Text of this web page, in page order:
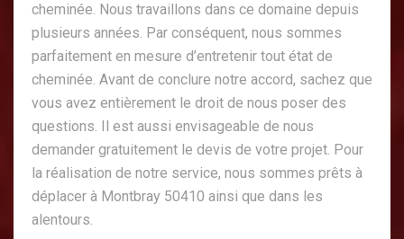
cheminée. Nous travaillons dans ce domaine depuis
plusieurs années. Par conséquent, nous sommes
parfaitement en mesure d’entretenir tout état de
cheminée. Avant de conclure notre accord, sachez que
vous avez entièrement le droit de nous poser des
questions. Il est aussi envisageable de nous
demander gratuitement le devis de votre projet. Pour
la réalisation de notre service, nous sommes prêts à
déplacer à Montbray 50410 ainsi que dans les
alentours.